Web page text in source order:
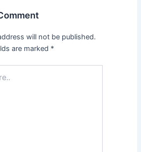
will not be published.
are marked *